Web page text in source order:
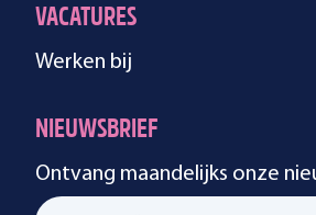
VACATURES
Werken bij
NIEUWSBRIEF
Ontvang maandelijks onze